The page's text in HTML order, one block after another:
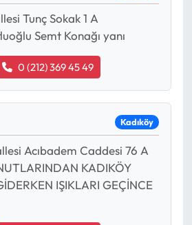
Tunç Sokak 1 A
Semt Konağı yanı
0 (212) 369 45 49
Kadıköy
Acıbadem Caddesi 76 A
KADIKÖY
IŞIKLARI GEÇİNCE